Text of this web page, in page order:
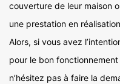
couverture de leur maison
une prestation en
Alors, si vous avez
pour le bon
n’hésitez pas à faire la